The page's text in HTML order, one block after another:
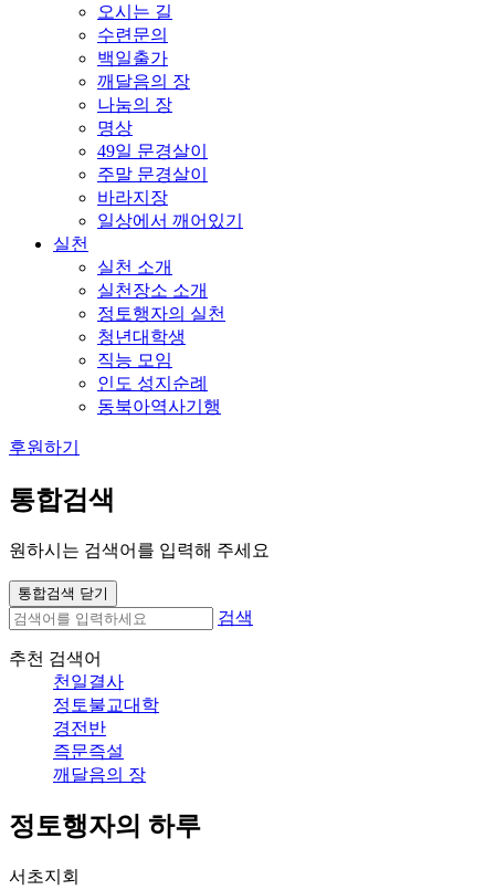
오시는 길
수련문의
백일출가
깨달음의 장
나눔의 장
명상
49일 문경살이
주말 문경살이
바라지장
일상에서 깨어있기
실천
실천 소개
실천장소 소개
정토행자의 실천
청년대학생
직능 모임
인도 성지순례
동북아역사기행
후원하기
통합검색
원하시는 검색어를 입력해 주세요
통합검색 닫기
검색
추천 검색어
천일결사
정토불교대학
경전반
즉문즉설
깨달음의 장
정토행자의 하루
서초지회